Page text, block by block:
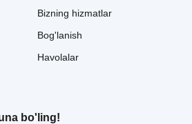
Bizning hizmatlar
Bog'lanish
Havolalar
bo'ling!